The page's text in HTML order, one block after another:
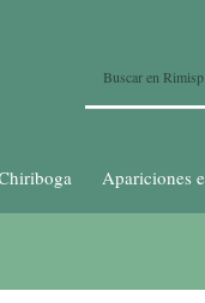
Apariciones